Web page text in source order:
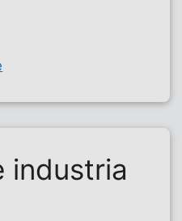
industria